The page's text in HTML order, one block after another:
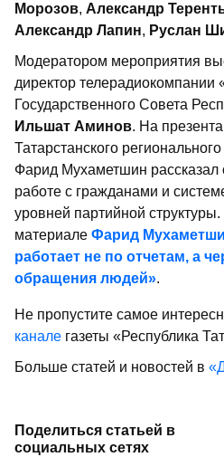
Морозов, Александр
Александр Лапин, Руслан
Модератором мероприятия
директор телерадиокомпании
Государственного Совета
Ильшат Аминов. На
Татарстанского
Фарид Мухаметшин рассказал
работе с гражданами и
уровней партийной
материале Фарид
работает не по отчетам, а
обращения людей».
Не пропустите самое
канале газеты «Республика
Больше статей и новостей в
Поделиться статьей в
социальных сетях